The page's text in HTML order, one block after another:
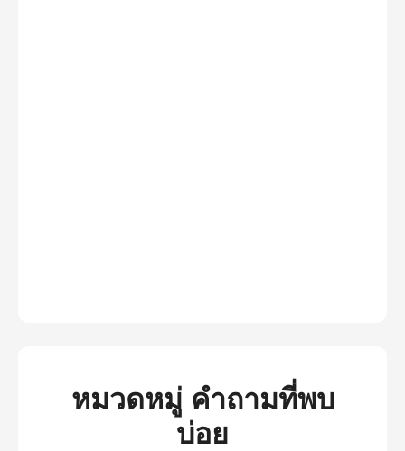
หมวดหมู่ คำถามที่พบ
บ่อย